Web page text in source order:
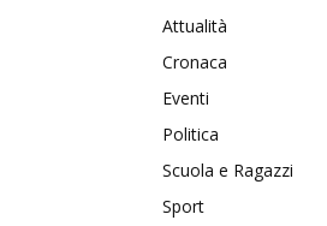
Attualità
Cronaca
Eventi
Politica
Scuola e Ragazzi
Sport